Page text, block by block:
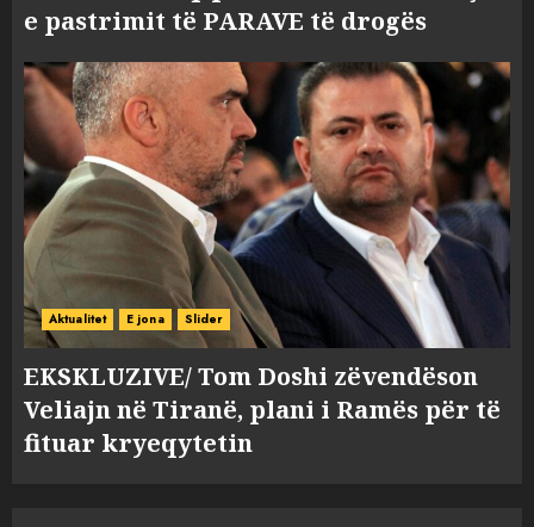
e pastrimit të PARAVE të drogës
Aktualitet E jona Slider
EKSKLUZIVE/ Tom Doshi zëvendëson
Veliajn në Tiranë, plani i Ramës për të
fituar kryeqytetin